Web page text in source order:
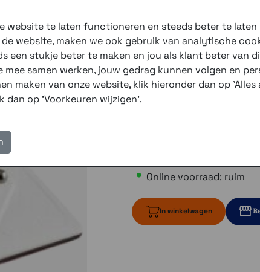
3 winkels voor uitleg en
voor 16.00 uur besteld,
verzending met
Online voorraad: ruim
In winkelwagen
website te laten functioneren en steeds beter te
website, maken we ook gebruik van analytische
een stukje beter te maken en jou als klant beter van
mee samen werken, jouw gedrag kunnen volgen en
maken van onze website, klik hieronder dan op
dan op 'Voorkeuren wijzigen'.